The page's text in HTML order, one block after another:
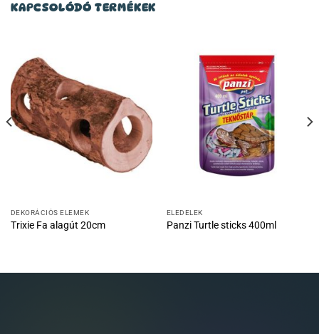
KAPCSOLÓDÓ TERMÉKEK
DEKORÁCIÓS ELEMEK
Trixie Fa alagút 20cm
ELEDELEK
Panzi Turtle sticks 400ml